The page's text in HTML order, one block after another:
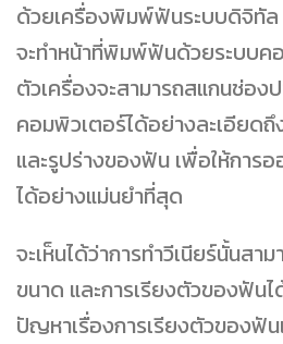
ด้วยเครื่องพิมพ์ฟันระบบดิจิทั
จะทำหน้าที่พิมพ์ฟันด้วยระบบค
ตัวเครื่องจะสามารถสแกนช่อ
คอมพิวเตอร์ได้อย่างละเอียด
และรูปร่างของฟัน เพื่อให้การ
ได้อย่างแม่นยำที่สุด
จะเห็นได้ว่าการทำวีเนียร์นั้นสา
ขนาด และการเรียงตัวของฟัน
ปัญหาเรื่องการเรียงตัวของฟั